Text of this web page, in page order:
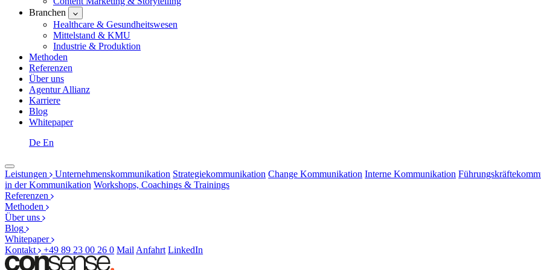
Branchen
Healthcare & Gesundheitswesen
Mittelstand & KMU
Industrie & Produktion
Methoden
Referenzen
Über uns
Agentur Allianz
Karriere
Blog
Whitepaper
De En
Leistungen Unternehmenskommunikation Strategiekommunikation Change Kommunikation Interne Kommunikation
in der Kommunikation Workshops, Coachings & Trainings
Referenzen
Methoden
Über uns
Blog
Whitepaper
Kontakt
+49 89 23 00 26 0 MailAnfahrt LinkedIn